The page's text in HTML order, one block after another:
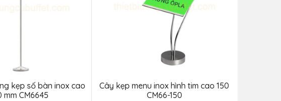
kẹp số bàn inox cao
mm CM6645
Cây kẹp menu inox hình tim cao 150
CM66-150